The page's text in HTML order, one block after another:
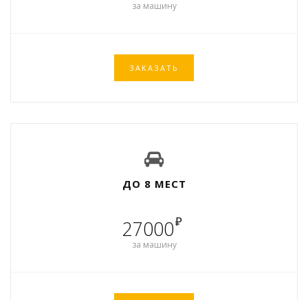
за машину
ЗАКАЗАТЬ
ДО 8 МЕСТ
27000₽
за машину